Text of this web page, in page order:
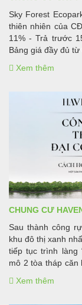
Sky Forest
thiên nhiên của
11% - Trả trước
Bảng giá đầy đủ
Xem thêm
CHUNG CƯ
Sau thành công
khu đô thị xanh
tiếp tục trình làng
mô 2 tòa tháp căn
hàng hấp dẫn. Sở
Xem thêm